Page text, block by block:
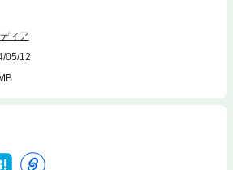
ィア
05/12